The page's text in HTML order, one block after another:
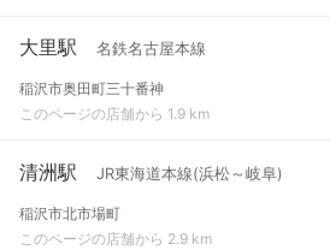
大里駅 名鉄名古屋本線
稲沢市奥田町三十番神
このページの店舗から 1.9 km
清洲駅 JR東海道本線(浜松～岐阜)
稲沢市北市場町
このページの店舗から 2.9 km